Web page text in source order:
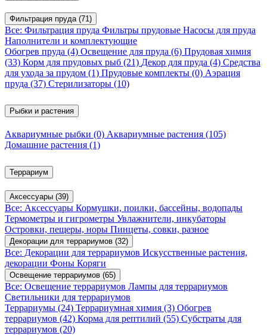
Фильтрация пруда (71)
Все: Фильтрация пруда Фильтры прудовые Насосы для пруда
Наполнители и комплектующие
Обогрев пруда (4) Освещение для пруда (6) Прудовая химия
(33) Корм для прудовых рыб (21) Декор для пруда (4) Средства
для ухода за прудом (1) Прудовые комплекты (0) Аэрация
пруда (37) Стерилизаторы (10)
Рыбки и растения
Аквариумные рыбки (0) Аквариумные растения (105)
Домашние растения (1)
Террариум
Аксессуары (39)
Все: Аксессуары Кормушки, поилки, бассейны, водопады
Термометры и гигрометры Увлажнители, инкубаторы
Островки, пещеры, норы Пинцеты, совки, разное
Декорации для террариумов (32)
Все: Декорации для террариумов Искусственные растения,
декорации Фоны Коряги
Освещение террариумов (65)
Все: Освещение террариумов Лампы для террариумов
Светильники для террариумов
Террариумы (24) Террариумная химия (3) Обогрев
террариумов (42) Корма для рептилий (55) Субстраты для
террариумов (20)